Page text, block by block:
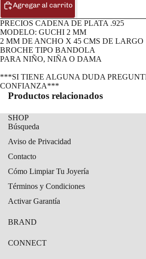
Agregar al carrito
PRECIOS CADENA DE PLATA .925
MODELO: GUCHI 2 MM
2 MM DE ANCHO X 45 CMS DE LARGO
BROCHE TIPO BANDOLA
PARA NIÑO, NIÑA O DAMA
***SI TIENE ALGUNA DUDA
CONFIANZA***
Productos relacionados
SHOP
Búsqueda
Aviso de Privacidad
Contacto
Cómo Limpiar Tu Joyería
Términos y Condiciones
Activar Garantía
BRAND
CONNECT